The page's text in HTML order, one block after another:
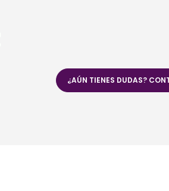
¿AÚN TIENES DUDAS?